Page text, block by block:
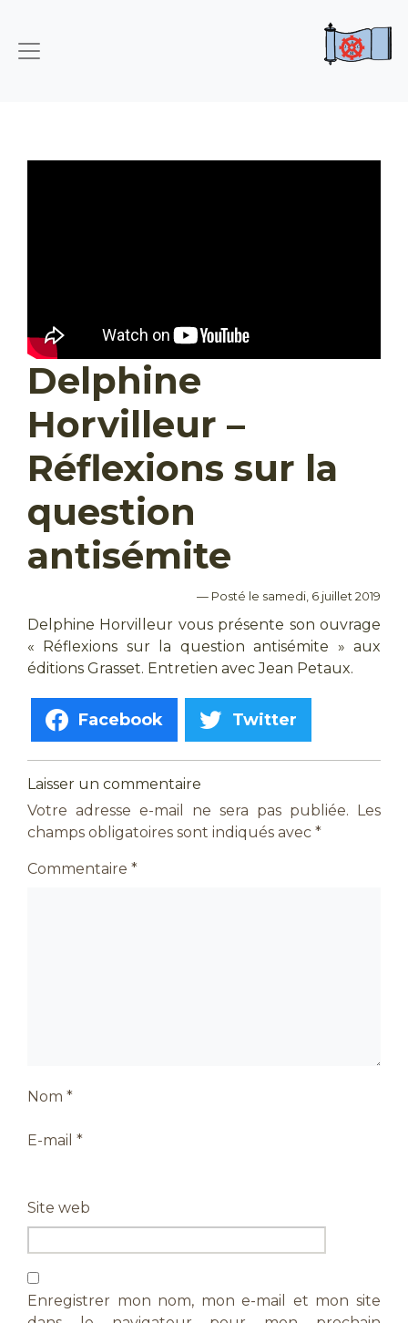
Delphine
Horvilleur –
Réflexions sur la
question
antisémite
— Posté le samedi, 6 juillet 2019
Delphine Horvilleur vous présente son ouvrage
« Réflexions sur la question antisémite » aux
éditions Grasset. Entretien avec Jean Petaux.
Facebook Twitter
Laisser un commentaire
Votre adresse e-mail ne sera pas publiée.
Les
champs obligatoires sont indiqués avec *
Commentaire *
Nom *
E-mail *
Site web
Enregistrer mon nom, mon e-mail et mon site